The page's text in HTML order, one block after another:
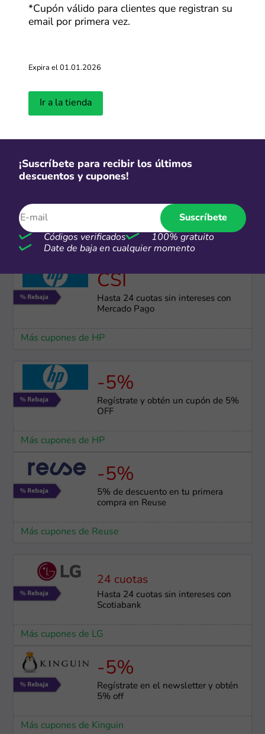
Compra con hasta 18 cuotas sin
interés
-30%
Regístrate y obtén S/100 de dscto.
en tu 1ra compra
Más cupones de Lenovo
CSI
Hasta 24 cuotas sin intereses con
Mercado Pago
Más cupones de HP
-5%
Regístrate y obtén un cupón de 5%
OFF
Más cupones de HP
-5%
5% de descuento en tu primera
compra en Reuse
Más cupones de Reuse
24 cuotas
Hasta 24 cuotas sin intereses con
Scotiabank
Más cupones de LG
-5%
Regístrate en el newsletter y obtén
5% off
Más cupones de Kinguin
*Cupón válido para clientes que registran su
email por primera vez.
Expira el 01.01.2026
Ir a la tienda
¡Suscríbete para recibir los últimos
descuentos y cupones!
Suscríbete
Códigos verificados
100% gratuito
Date de baja en cualquier momento